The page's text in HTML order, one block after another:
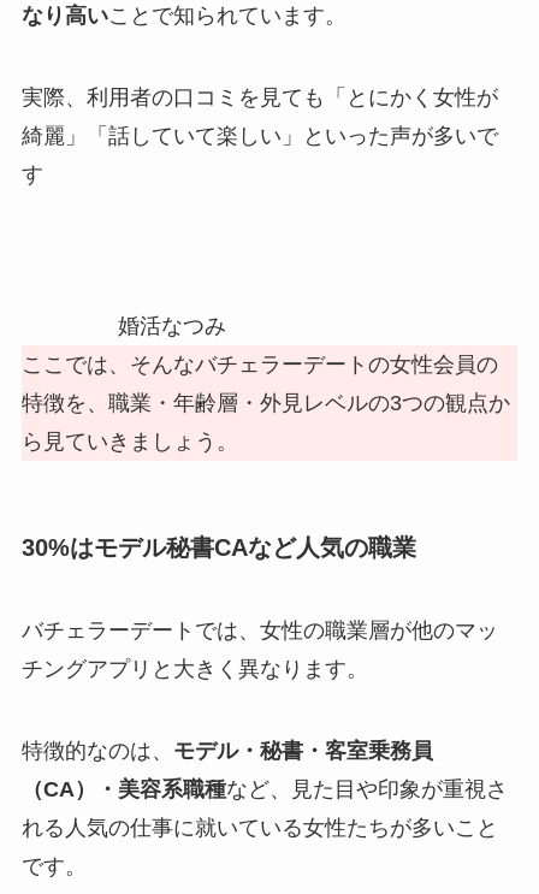
なり高いことで知られています。
実際、利用者の口コミを見ても「とにかく女性が
綺麗」「話していて楽しい」といった声が多いで
す
婚活なつみ
ここでは、そんなバチェラーデートの女性会員の
特徴を、職業・年齢層・外見レベルの3つの観点か
ら見ていきましょう。
30%はモデル秘書CAなど人気の職業
バチェラーデートでは、女性の職業層が他のマッ
チングアプリと大きく異なります。
特徴的なのは、 モデル・秘書・客室乗務員
（CA）・美容系職種など、見た目や印象が重視さ
れる人気の仕事に就いている女性たちが多いこと
です。